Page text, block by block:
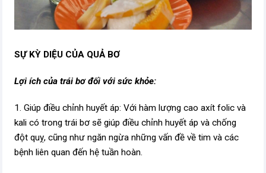
SỰ KỲ DIỆU CỦA QUẢ BƠ
Lợi ích của trái bơ đối với sức khỏe:
1. Giúp điều chỉnh huyết áp: Với hàm lượng cao axít folic và
kali có trong trái bơ sẽ giúp điều chỉnh huyết áp và chống
đột quỵ, cũng như ngăn ngừa những vấn đề về tim và các
bệnh liên quan đến hệ tuần hoàn.